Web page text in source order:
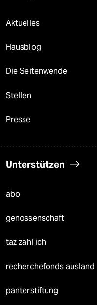
Aktuelles
Hausblog
Die Seitenwende
Stellen
Presse
Unterstützen
abo
genossenschaft
taz zahl ich
recherchefonds ausland
panterstiftung